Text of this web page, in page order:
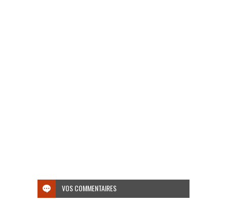
VOS COMMENTAIRES